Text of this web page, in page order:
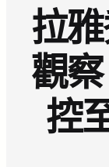
拉
觀
控